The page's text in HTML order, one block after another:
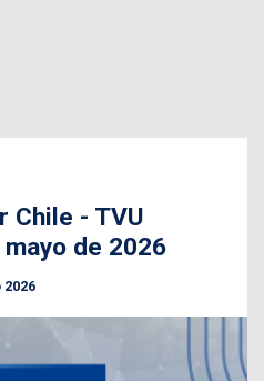
Chile - TVU
de 2026
2026